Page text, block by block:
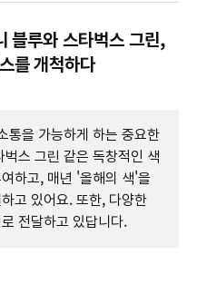
블루와 스타벅스 그린,
를 개척하다
통을 가능하게 하는 중요한
스 그린 같은 독창적인 색
하고, 매년 '올해의 색'을
고 있어요. 또한, 다양한
전달하고 있답니다.